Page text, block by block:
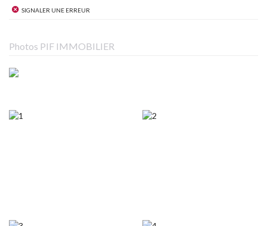
Signaler une erreur
Photos PIF IMMOBILIER